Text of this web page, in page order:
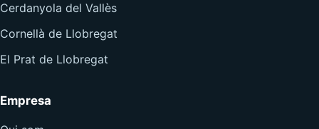
Cerdanyola del Vallès
Cornellà de Llobregat
El Prat de Llobregat
Empresa